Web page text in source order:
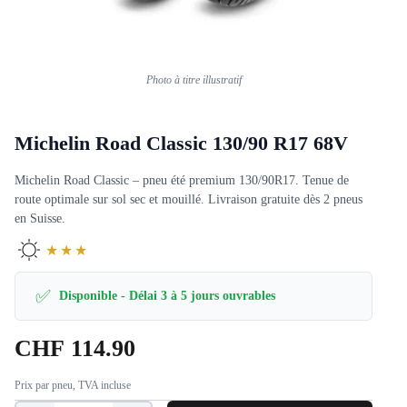
Photo à titre illustratif
Michelin Road Classic 130/90 R17 68V
Michelin Road Classic – pneu été premium 130/90R17. Tenue de
route optimale sur sol sec et mouillé. Livraison gratuite dès 2 pneus
en Suisse.
★★★
✅ Disponible - Délai 3 à 5 jours ouvrables
CHF 114.90
Prix par pneu, TVA incluse